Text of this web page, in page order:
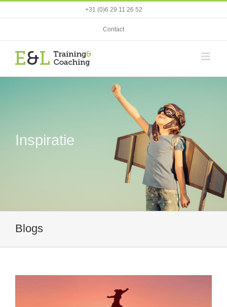
+31 (0)6 29 11 26 52
Contact
Inspiratie
Blogs